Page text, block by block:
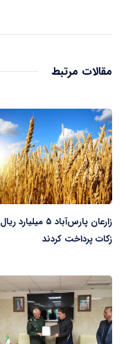
مقالات مرتبط
زارعان پارس‌آباد ۵ میلیارد ریال
زکات پرداخت کردند